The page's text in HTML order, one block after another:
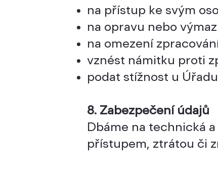
na přístup ke svým
na opravu nebo
na omezení
vznést námitku proti
podat stížnost u
8. Zabezpečení údajů
Dbáme na technická
přístupem, ztrátou či